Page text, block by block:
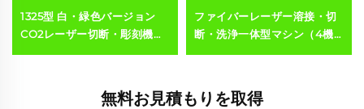
1325型 白・緑色バージョン
CO2レーザー切断・彫刻機
ファイバーレーザー溶接・切
断・洗浄一体型マシン（4機
無料お見積もりを取得